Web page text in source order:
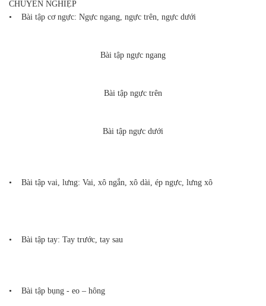
CHUYÊN NGHIỆP
• Bài tập cơ ngực: Ngực ngang, ngực trên, ngực dưới
Bài tập ngực ngang
Bài tập ngực trên
Bài tập ngực dưới
• Bài tập vai, lưng: Vai, xô ngắn, xô dài, ép ngực, lưng xô
• Bài tập tay: Tay trước, tay sau
• Bài tập bụng - eo – hông